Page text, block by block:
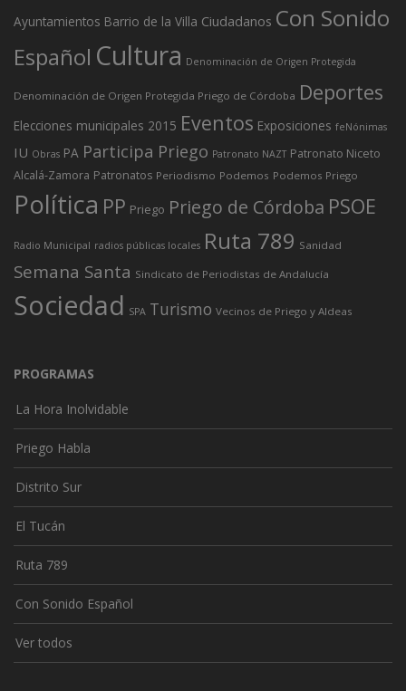
Ayuntamientos Barrio de la Villa Ciudadanos Con Sonido
Español Cultura Denominación de Origen Protegida
Denominación de Origen Protegida Priego de Córdoba Deportes
Elecciones municipales 2015 Eventos Exposiciones feNónimas
IU Obras PA Participa Priego Patronato NAZT Patronato Niceto
Alcalá-Zamora Patronatos Periodismo Podemos Podemos Priego
Política PP Priego Priego de Córdoba PSOE
Radio Municipal radios públicas locales Ruta 789 Sanidad
Semana Santa Sindicato de Periodistas de Andalucía
Sociedad SPA Turismo Vecinos de Priego y Aldeas
PROGRAMAS
La Hora Inolvidable
Priego Habla
Distrito Sur
El Tucán
Ruta 789
Con Sonido Español
Ver todos